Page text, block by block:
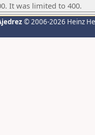
It was limited to 400.
© 2006-2026 Heinz